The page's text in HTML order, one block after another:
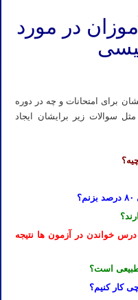
در مورد
برای امتحانات و چه در دوره
سوالات زیر برایشان ایجاد
خواندن در آزمون ها نتیجه
طبیعی است؟
کار کنیم؟